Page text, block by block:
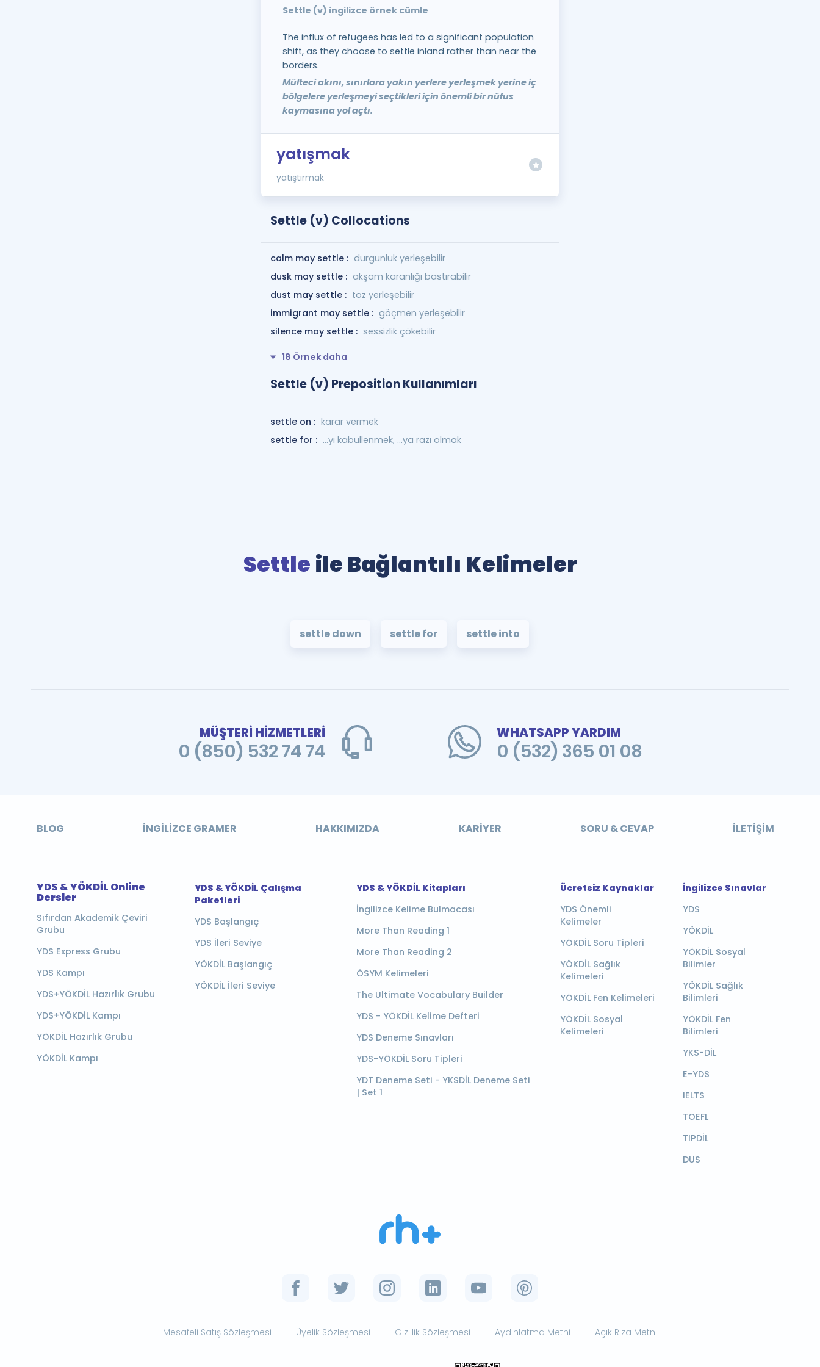
Settle (v) ingilizce örnek cümle
The influx of refugees has led to a significant population
shift, as they choose to settle inland rather than near the
borders.
Mülteci akını, sınırlara yakın yerlere yerleşmek yerine iç
bölgelere yerleşmeyi seçtikleri için önemli bir nüfus
kaymasına yol açtı.
yatışmak
yatıştırmak
Settle (v) Collocations
calm may settle : durgunluk yerleşebilir
dusk may settle : akşam karanlığı bastırabilir
dust may settle : toz yerleşebilir
immigrant may settle : göçmen yerleşebilir
silence may settle : sessizlik çökebilir
18 Örnek daha
Settle (v) Preposition Kullanımları
settle on : karar vermek
settle for : ...yı kabullenmek, ...ya razı olmak
Settle ile Bağlantılı Kelimeler
settle down settle for settle into
MÜŞTERİ HİZMETLERİ
0 (850) 532 74 74
WHATSAPP YARDIM
0 (532) 365 01 08
BLOG İNGILIZCE GRAMER HAKKIMIZDA KARIYER SORU & CEVAP İLETIŞIM
YDS & YÖKDİL Online
Dersler
Sıfırdan Akademik Çeviri
Grubu
YDS Express Grubu
YDS Kampı
YDS+YÖKDİL Hazırlık Grubu
YDS+YÖKDİL Kampı
YÖKDİL Hazırlık Grubu
YÖKDİL Kampı
YDS & YÖKDİL Çalışma
Paketleri
YDS Başlangıç
YDS İleri Seviye
YÖKDİL Başlangıç
YÖKDİL İleri Seviye
YDS & YÖKDİL Kitapları
İngilizce Kelime Bulmacası
More Than Reading 1
More Than Reading 2
ÖSYM Kelimeleri
The Ultimate Vocabulary Builder
YDS - YÖKDİL Kelime Defteri
YDS Deneme Sınavları
YDS-YÖKDİL Soru Tipleri
YDT Deneme Seti - YKSDİL Deneme Seti
| Set 1
Ücretsiz Kaynaklar
YDS Önemli
Kelimeler
YÖKDİL Soru Tipleri
YÖKDİL Sağlık
Kelimeleri
YÖKDİL Fen Kelimeleri
YÖKDİL Sosyal
Kelimeleri
İngilizce Sınavlar
YDS
YÖKDİL
YÖKDİL Sosyal
Bilimler
YÖKDİL Sağlık
Bilimleri
YÖKDİL Fen
Bilimleri
YKS-DİL
E-YDS
IELTS
TOEFL
TIPDİL
DUS
Mesafeli Satış Sözleşmesi Üyelik Sözleşmesi Gizlilik Sözleşmesi Aydınlatma Metni Açık Rıza Metni